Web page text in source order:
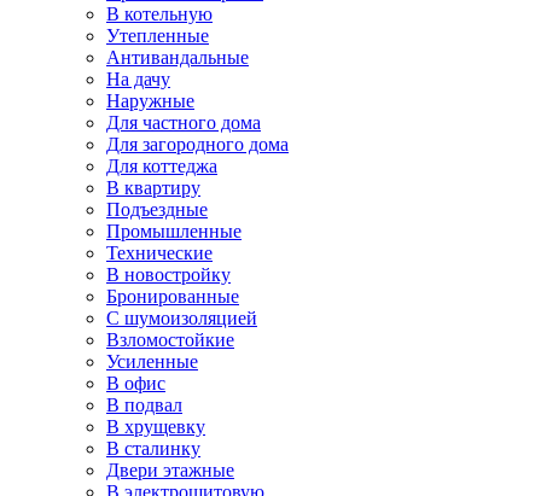
В котельную
Утепленные
Антивандальные
На дачу
Наружные
Для частного дома
Для загородного дома
Для коттеджа
В квартиру
Подъездные
Промышленные
Технические
В новостройку
Бронированные
С шумоизоляцией
Взломостойкие
Усиленные
В офис
В подвал
В хрущевку
В сталинку
Двери этажные